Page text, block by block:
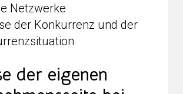
Netzwerke
der Konkurrenz und der
der eigenen